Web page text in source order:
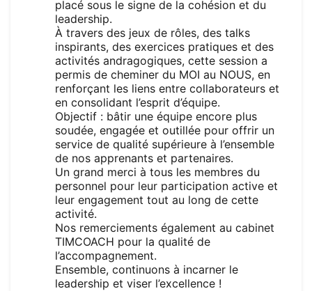
placé sous le signe de la cohésion et du
leadership.
À travers des jeux de rôles, des talks
inspirants, des exercices pratiques et des
activités andragogiques, cette session a
permis de cheminer du MOI au NOUS, en
renforçant les liens entre collaborateurs et
en consolidant l’esprit d’équipe.
Objectif : bâtir une équipe encore plus
soudée, engagée et outillée pour offrir un
service de qualité supérieure à l’ensemble
de nos apprenants et partenaires.
Un grand merci à tous les membres du
personnel pour leur participation active et
leur engagement tout au long de cette
activité.
Nos remerciements également au cabinet
TIMCOACH pour la qualité de
l’accompagnement.
Ensemble, continuons à incarner le
leadership et viser l’excellence !